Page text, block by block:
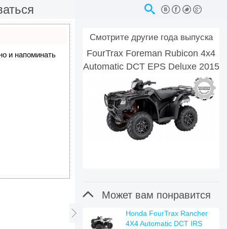
и напоминать

Смотрите другие года выпуска
FourTrax Foreman Rubicon 4x4
Automatic DCT EPS Deluxe 2015
 Может вам понравится
Honda FourTrax Rancher
4X4 Automatic DCT IRS